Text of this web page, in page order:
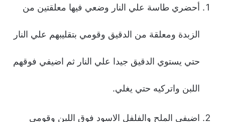
أحضري طاسة علي النار وضعي فيها معلقتين من
الزبدة ومعلقة من الدقيق وقومي بتقليبهم علي النار
حتي يستوي الدقيق جيدا علي النار ثم اضيفي فوقهم
اللبن واتركيه حتي يغلي.
اضيفي الملح والفلفل الاسود فوق اللبن وقومي